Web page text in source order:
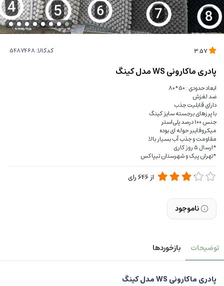
کدکالا:
پادری ماکارونی WS مدل کینگ
ابعاد حدودی : 50*80
ضد لغزش
دارای قابلیت جذب
با پرزهای برجسته سایز کینگ
جنس 100 درصد پلی‌استر
میکروفایبر حوله ای بوده
مقاومت و جذب آب بسیار بالا
*ارسال 5 روز کاری
*تهران پیک و شهرستان تیپاکس
از646رای
ناموجود
توضیحات بازخوردها
پادری ماکارونی WS مدل کینگ